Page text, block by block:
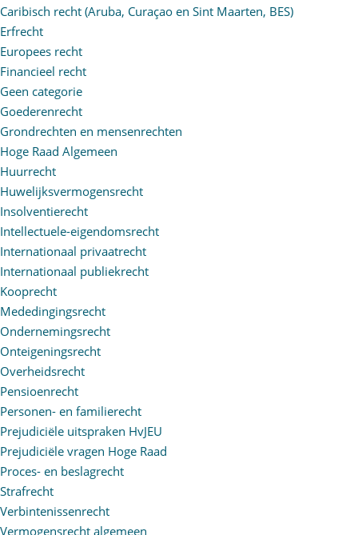
Caribisch recht (Aruba, Curaçao en Sint Maarten, BES)
Erfrecht
Europees recht
Financieel recht
Geen categorie
Goederenrecht
Grondrechten en mensenrechten
Hoge Raad Algemeen
Huurrecht
Huwelijksvermogensrecht
Insolventierecht
Intellectuele-eigendomsrecht
Internationaal privaatrecht
Internationaal publiekrecht
Kooprecht
Mededingingsrecht
Ondernemingsrecht
Onteigeningsrecht
Overheidsrecht
Pensioenrecht
Personen- en familierecht
Prejudiciële uitspraken HvJEU
Prejudiciële vragen Hoge Raad
Proces- en beslagrecht
Strafrecht
Verbintenissenrecht
Vermogensrecht algemeen